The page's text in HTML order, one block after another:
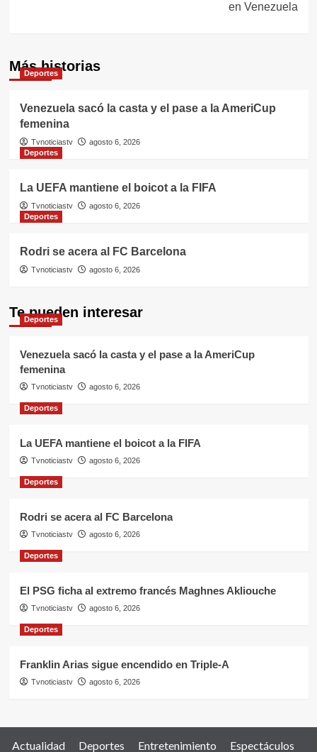
en Venezuela
Más historias
Deportes
Venezuela sacó la casta y el pase a la AmeriCup
femenina
Tvnoticiastv
agosto 6, 2026
Deportes
La UEFA mantiene el boicot a la FIFA
Tvnoticiastv
agosto 6, 2026
Deportes
Rodri se acera al FC Barcelona
Tvnoticiastv agosto 6, 2026
Te pueden interesar
Deportes
Venezuela sacó la casta y el pase a la AmeriCup
femenina
Tvnoticiastv agosto 6, 2026
Deportes
La UEFA mantiene el boicot a la FIFA
Tvnoticiastv agosto 6, 2026
Deportes
Rodri se acera al FC Barcelona
Tvnoticiastv agosto 6, 2026
Deportes
El PSG ficha al extremo francés Maghnes Akliouche
Tvnoticiastv agosto 6, 2026
Deportes
Franklin Arias sigue encendido en Triple-A
Tvnoticiastv agosto 6, 2026
Actualidad Deportes Entretenimiento Espectáculos